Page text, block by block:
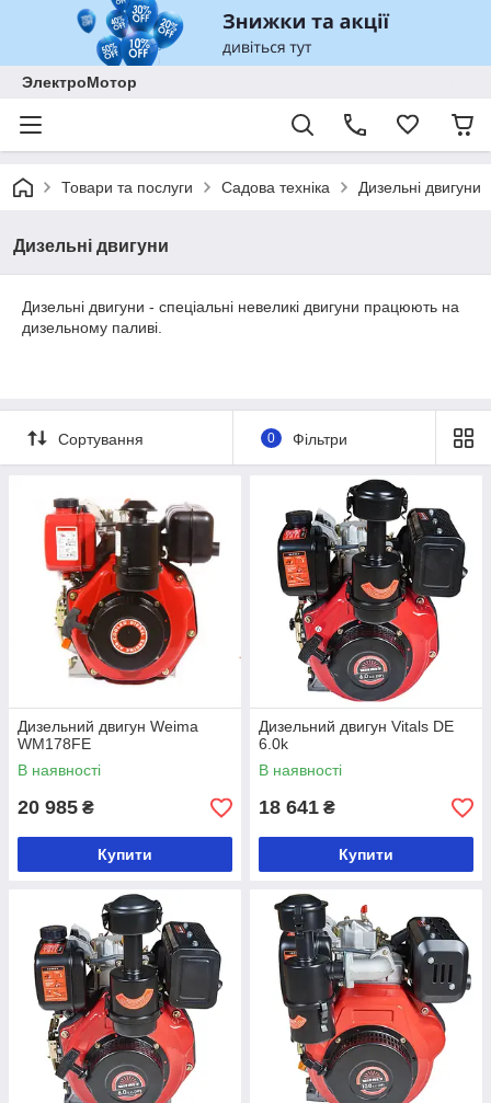
ЭлектроМотор
Товари та послуги Садова техніка Дизельні двигуни
Дизельні двигуни
Дизельні двигуни - спеціальні невеликі двигуни працюють на
дизельному паливі.
Сортування 0 Фільтри
Дизельний двигун Weima
WM178FE
В наявності
20 985 ₴
Купити
Дизельний двигун Vitals DE
6.0k
В наявності
18 641 ₴
Купити